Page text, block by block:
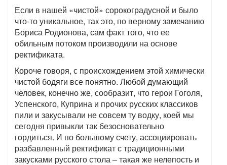
Если в нашей «чистой» сорокоградусной и было
что-то уникальное, так это, по верному замечанию
Бориса Родионова, сам факт того, что ее
обильным потоком производили на основе
ректификата.
Короче говоря, с происхождением этой химически
чистой бодяги все понятно. Любой думающий
человек, конечно же, сообразит, что герои Гоголя,
Успенского, Куприна и прочих русских классиков
пили и закусывали не совсем ту водку, коей мы
сегодня привыкли так безосновательно
гордиться. И по большому счету, ассоциировать
разбавленный ректификат с традиционными
закусками русского стола – такая же нелепость и